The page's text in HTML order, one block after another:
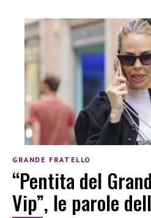
GRANDE FRATELLO
“Pentita del
Vip”, le parole